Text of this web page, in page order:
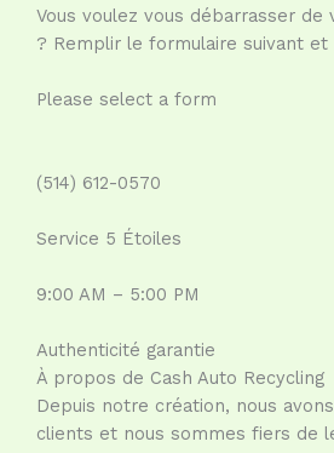
Vous voulez vous débarrasser de
? Remplir le formulaire suivant et
Please select a form
(514) 612-0570
Service 5 Étoiles
9:00 AM – 5:00 PM
Authenticité garantie
À propos de Cash Auto Recycling
Depuis notre création, nous
clients et nous sommes fiers de